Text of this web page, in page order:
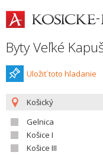
Byty Veľké
Uložiť toto hladanie
Košický
Gelnica
Košice I
Košice III